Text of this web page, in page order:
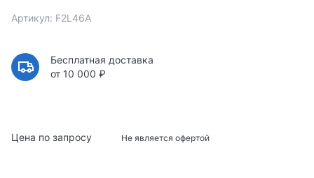
Артикул: F2L46A
Бесплатная доставка
от 10 000 ₽
Цена по запросу Не является офертой